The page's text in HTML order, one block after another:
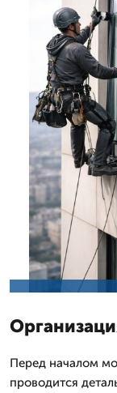
Перед началом
проводится